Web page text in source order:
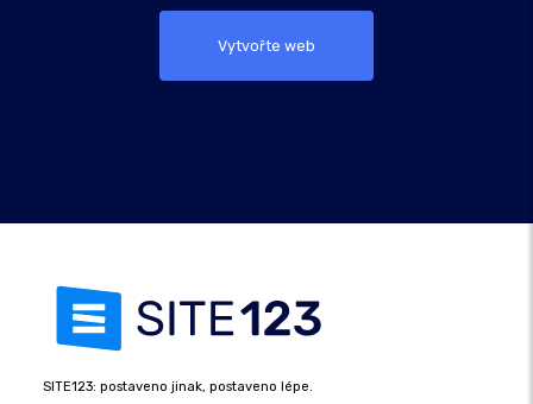
Vytvořte web
SITE123: postaveno jinak, postaveno lépe.